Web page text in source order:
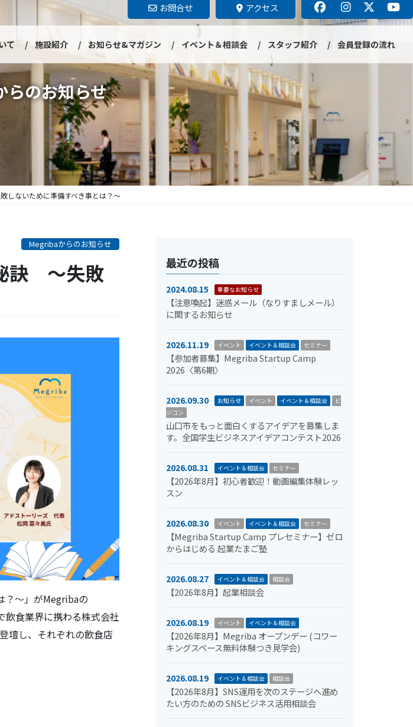
お問合せ アクセス
て 施設紹介 お知らせ&マガジン イベント＆相談会 スタッフ紹介 会員登録の流れ
のお知らせ
しないために準備すべき事とは？～
Megribaからのお知らせ
訣 ～失敗
？～」がMegribaの
食業界に携わる株式会社
壇し、それぞれの飲食店
最近の投稿
2024.08.15 重要なお知らせ
【注意喚起】迷惑メール（なりすましメール）
に関するお知らせ
2026.11.19 イベント イベント＆相談会 セミナー
【参加者募集】Megriba Startup Camp
2026〈第6期〉
2026.09.30 お知らせ イベント イベント＆相談会
ビ
ジコン
山口市をもっと面白くするアイデアを募集しま
す。全国学生ビジネスアイデアコンテスト2026
2026.08.31 イベント＆相談会 セミナー
【2026年8月】初心者歓迎！動画編集体験レッ
スン
2026.08.30 イベント イベント＆相談会 セミナー
【Megriba Startup Camp プレセミナー】ゼロ
からはじめる 起業たまご塾
2026.08.27 イベント＆相談会 相談会
【2026年8月】起業相談会
2026.08.19 イベント イベント＆相談会
【2026年8月】Megriba オープンデー (コワー
キングスペース無料体験つき見学会)
2026.08.19 イベント＆相談会 相談会
【2026年8月】SNS運用を次のステージへ進め
たい方のための SNSビジネス活用相談会